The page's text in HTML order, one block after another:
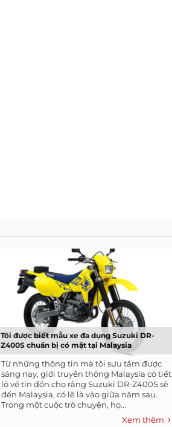
Tôi được biết mẫu xe đa dụng Suzuki DR-
Z400S chuẩn bị có mặt tại Malaysia
Từ những thông tin mà tôi sưu tầm được
sáng nay, giới truyền thông Malaysia có tiết
lộ về tin đồn cho rằng Suzuki DR-Z400S sẽ
đến Malaysia, có lẽ là vào giữa năm sau.
Trong một cuộc trò chuyện, họ...
Xem thêm